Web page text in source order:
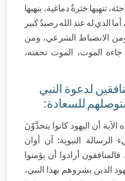
تنهيها خثرةٌ دماغية، ينهيها
الذي له عند الله رصيدٌ كبير
الانضباط الشرعي، ومن
جاءه الموت، الموت تحفته،
لدعوة النبي
للسعادة:
أن اليهود كانوا يتحدَّوْنَ
الرسالة النبوية: آن أوان
أرادوا أن يؤمنوا
الذين بشروهم بهذا النبي،